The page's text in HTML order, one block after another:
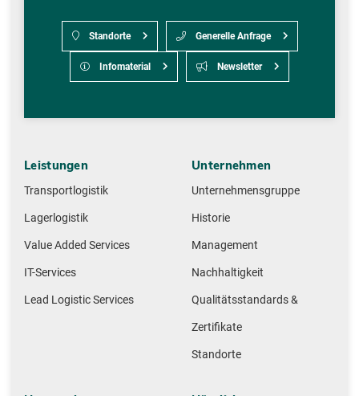
Standorte Generelle Anfrage
Infomaterial Newsletter
Leistungen
Transportlogistik
Lagerlogistik
Value Added Services
IT-Services
Lead Logistic Services
Unternehmen
Unternehmensgruppe
Historie
Management
Nachhaltigkeit
Qualitätsstandards &
Zertifikate
Standorte